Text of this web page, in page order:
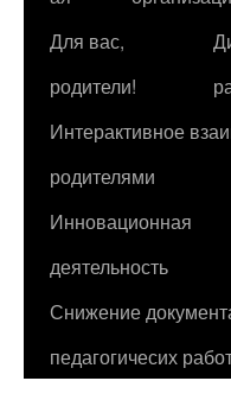
содержимому
Для вас,
родители!
Интерактивное
родителями
Инновационная
деятельность
Снижение
педагогичесих